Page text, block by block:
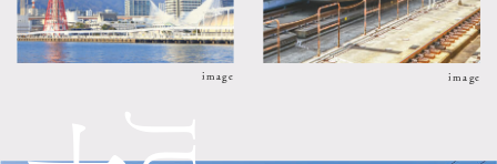
image image